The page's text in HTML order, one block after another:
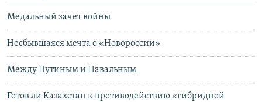
Медальный зачет войны
Несбывшаяся мечта о «Новороссии»
Между Путиным и Навальным
Готов ли Казахстан к противодействию «гибридной